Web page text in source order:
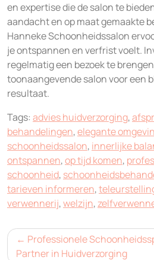
en expertise die de salon te
aandacht en op maat gemaakte
Hanneke Schoonheidssalon
je ontspannen en verfrist voelt.
regelmatig een bezoek te
toonaangevende salon voor een
resultaat.
Tags: advies huidverzorging,
behandelingen,elegante
schoonheidssalon, innerlijke
ontspannen,op tijd komen,
schoonheid,
tarieven informeren,
verwennerij,welzijn,
Bericht
navigatie
Professionele
Partner in Huidverzorging